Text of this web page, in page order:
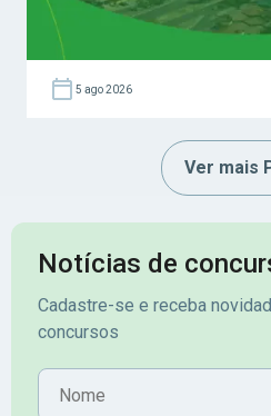
5 ago 2026
Ver mais
Notícias de
Cadastre-se e receba
concursos
Nome